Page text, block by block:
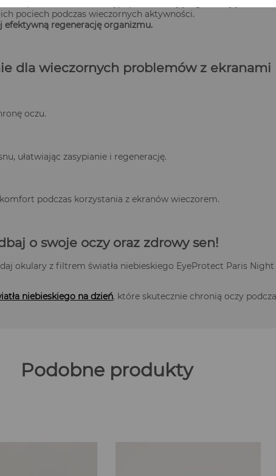
pociech podczas wieczornych aktywności.
efektywną regenerację organizmu.
dla wieczornych problemów z ekranami
oczu.
ułatwiając zasypianie i regenerację.
podczas korzystania z ekranów wieczorem.
o swoje oczy oraz zdrowy sen!
okulary z filtrem światła niebieskiego EyeProtect Paris
niebieskiego na dzień, które skutecznie chronią oczy
Podobne produkty